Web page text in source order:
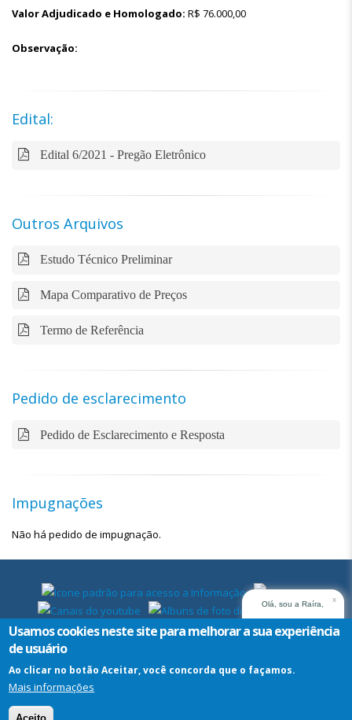
Valor Adjudicado e Homologado: R$ 76.000,00
Observação:
Edital:
Edital 6/2021 - Pregão Eletrônico
Outros Arquivos
Estudo Técnico Preliminar
Mapa Comparativo de Preços
Termo de Referência
Pedido de esclarecimento
Pedido de Esclarecimento e Resposta
Impugnações
Não há pedido de impugnação.
Olá, sou a Raíra,
assistente virtual do
TRT14. Em que posso
x
Usamos cookies neste site para melhorar a sua experiência
de usuário
Ao clicar no botão Aceitar, você concorda que o façamos.
Mais informações